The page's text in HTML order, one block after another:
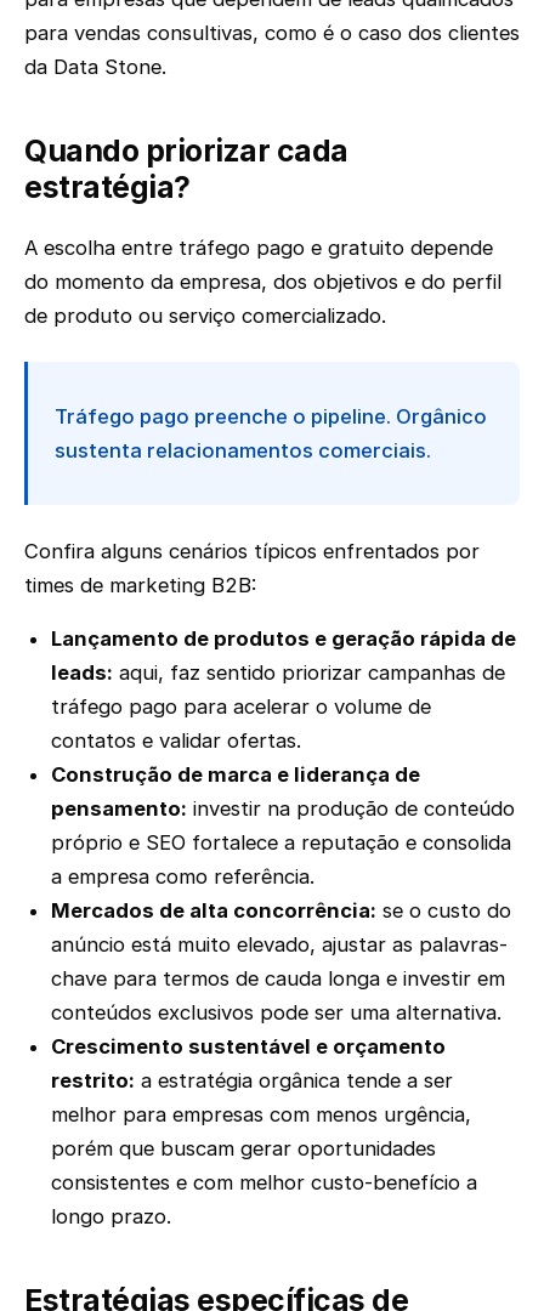
para vendas consultivas, como é o caso dos clientes
da Data Stone.
Quando priorizar cada
estratégia?
A escolha entre tráfego pago e gratuito depende
do momento da empresa, dos objetivos e do perfil
de produto ou serviço comercializado.
Tráfego pago preenche o pipeline. Orgânico
sustenta relacionamentos comerciais.
Confira alguns cenários típicos enfrentados por
times de marketing B2B:
Lançamento de produtos e geração rápida de
leads: aqui, faz sentido priorizar campanhas de
tráfego pago para acelerar o volume de
contatos e validar ofertas.
Construção de marca e liderança de
pensamento: investir na produção de conteúdo
próprio e SEO fortalece a reputação e consolida
a empresa como referência.
Mercados de alta concorrência: se o custo do
anúncio está muito elevado, ajustar as palavras-
chave para termos de cauda longa e investir em
conteúdos exclusivos pode ser uma alternativa.
Crescimento sustentável e orçamento
restrito: a estratégia orgânica tende a ser
melhor para empresas com menos urgência,
porém que buscam gerar oportunidades
consistentes e com melhor custo-benefício a
longo prazo.
Estratégias específicas de